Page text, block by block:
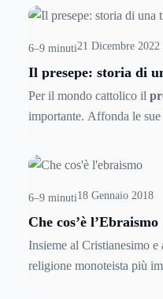
divinità e contempla molti
da sapere su una religione
come quella induista.
6–9 minuti21 Dicembre 2022
Il presepe: storia di
Per il mondo cattolico il
importante. Affonda le
sua rappresentazione che
E perché è così importante
6–9 minuti18 Gennaio 2018
Che cos’è l’Ebraismo
Insieme al Cristianesimo e
religione monoteista più